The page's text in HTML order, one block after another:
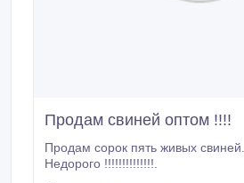
Продам свиней оптом !!!!
Продам сорок пять живых свиней. Оптом!!!!!!!!!
Недорого !!!!!!!!!!!!!!.